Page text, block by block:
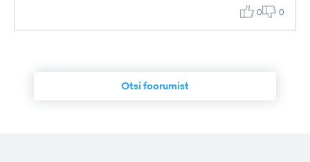
0 0
Otsi foorumist